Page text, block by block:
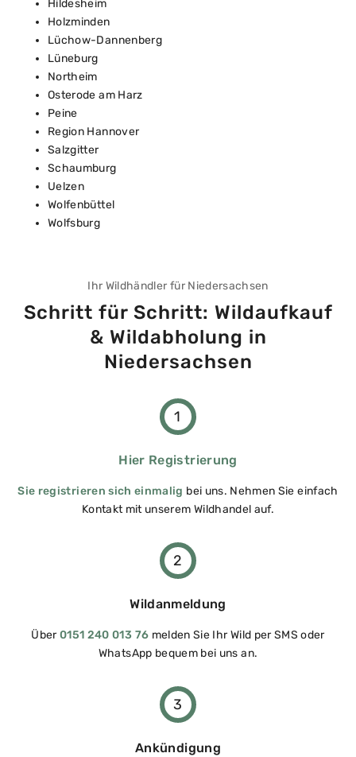
Hildesheim
Holzminden
Lüchow-Dannenberg
Lüneburg
Northeim
Osterode am Harz
Peine
Region Hannover
Salzgitter
Schaumburg
Uelzen
Wolfenbüttel
Wolfsburg
Ihr Wildhändler für Niedersachsen
Schritt für Schritt: Wildaufkauf
& Wildabholung in
Niedersachsen
1
Hier Registrierung
Sie registrieren sich einmalig bei uns. Nehmen Sie einfach
Kontakt mit unserem Wildhandel auf.
2
Wildanmeldung
Über0151 240 013 76 melden Sie Ihr Wild per SMS oder
WhatsApp bequem bei uns an.
3
Ankündigung